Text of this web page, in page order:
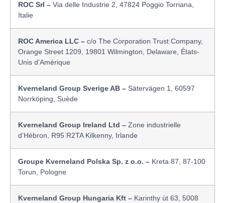
ROC Srl – Via delle Industrie 2, 47824 Poggio Torriana,
Italie
ROC America LLC – c/o The Corporation Trust Company,
Orange Street 1209, 19801 Wilmington, Delaware, États-
Unis d’Amérique
Kverneland Group Sverige AB – Sätervägen 1, 60597
Norrköping, Suède
Kverneland Group Ireland Ltd – Zone industrielle
d’Hébron, R95 R2TA Kilkenny, Irlande
Groupe Kverneland Polska Sp. z o.o. – Kreta 87, 87-100
Torun, Pologne
Kverneland Group Hungaria Kft – Karinthy út 63, 5008